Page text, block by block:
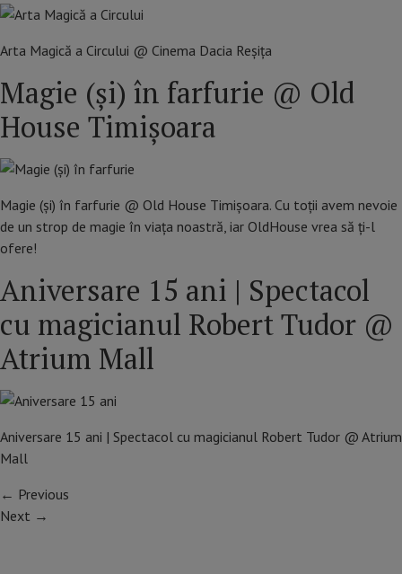
Arta Magică a Circului @ Cinema Dacia Reșița
Magie (și) în farfurie @ Old
House Timișoara
Magie (și) în farfurie @ Old House Timișoara. Cu toții avem nevoie
de un strop de magie în viața noastră, iar OldHouse vrea să ți-l
ofere!
Aniversare 15 ani | Spectacol
cu magicianul Robert Tudor @
Atrium Mall
Aniversare 15 ani | Spectacol cu magicianul Robert Tudor @ Atrium
Mall
← Previous
Next →